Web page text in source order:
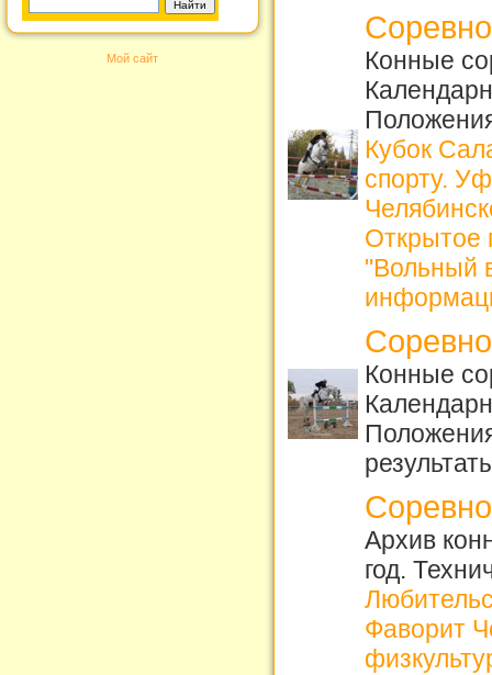
Мой сайт
Конные
Кубок
спорту.
Открытое
"Вольный
Конные
Архив
год.
Фаворит